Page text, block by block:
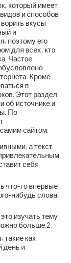
который имеет
и способов
вкусы
и
поэтому его
для всех, кто
Частое
Кроме
в
Этот раздел
об источнике и
По
сайтом.
а текст
себя
что-то впервые
нибудь слова
изучать тему
больше.2.
как
день и